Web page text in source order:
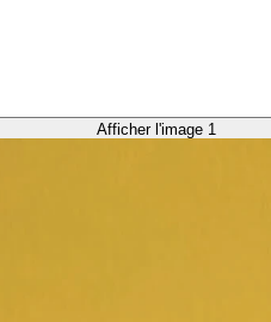
Afficher l'image 1